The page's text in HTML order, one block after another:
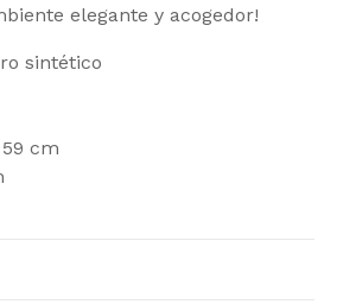
elegante y acogedor!
sintético
cm